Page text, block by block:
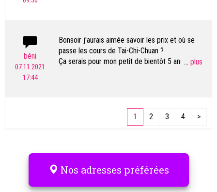
béni
07.11.2021
17:44
Bonsoir j'aurais aimée savoir les prix et où se
passe les cours de Tai-Chi-Chuan ?
Ça serais pour mon petit de bientôt 5 ans pour
...
1 2 3 4 >
Nos adresses préférées